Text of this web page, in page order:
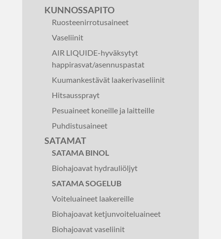
KUNNOSSAPITO
Ruosteenirrotusaineet
Vaseliinit
AIR LIQUIDE-hyväksytyt
happirasvat/asennuspastat
Kuumankestävät laakerivaseliinit
Hitsaussprayt
Pesuaineet koneille ja laitteille
Puhdistusaineet
SATAMAT
SATAMA BINOL
Biohajoavat hydrauliöljyt
SATAMA SOGELUB
Voiteluaineet laakereille
Biohajoavat ketjunvoiteluaineet
Biohajoavat vaseliinit